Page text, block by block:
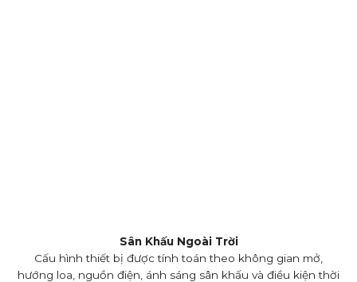
Sân Khấu Ngoài Trời
Cấu hình thiết bị được tính toán theo không gian mở,
hướng loa, nguồn điện, ánh sáng sân khấu và điều kiện thời